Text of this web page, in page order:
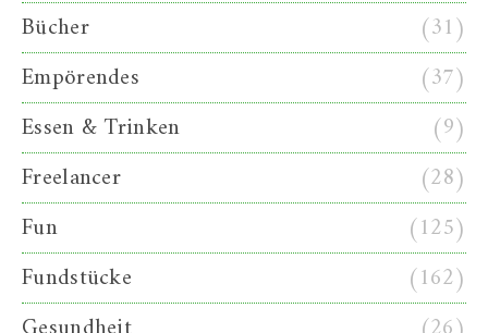
Bücher
(31)
Empörendes
(37)
Essen & Trinken
(9)
Freelancer
(28)
Fun
(125)
Fundstücke
(162)